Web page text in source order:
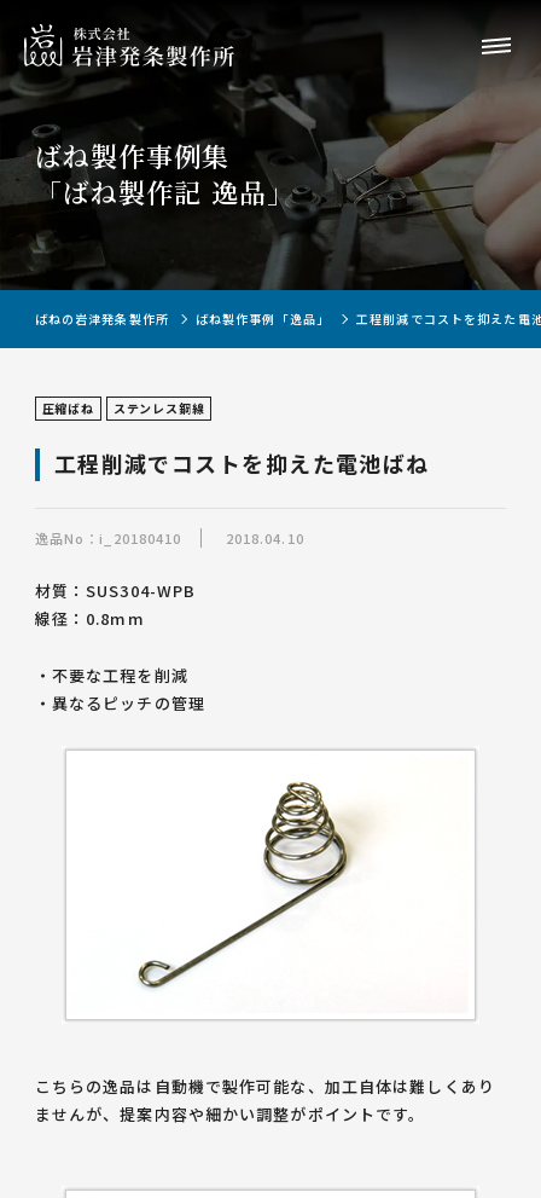
ばね製作事例集
「ばね製作記 逸品」
ばねの岩津発条製作所 ばね製作事例「逸品」 工程削減でコストを抑えた電
圧縮ばね ステンレス鋼線
工程削減でコストを抑えた電池ばね
逸品No：i_20180410 2018.04.10
材質：SUS304-WPB
線径：0.8mm
・不要な工程を削減
・異なるピッチの管理
こちらの逸品は自動機で製作可能な、加工自体は難しくあり
ませんが、提案内容や細かい調整がポイントです。